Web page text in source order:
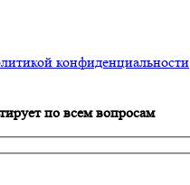
конфиденциальности
по всем вопросам